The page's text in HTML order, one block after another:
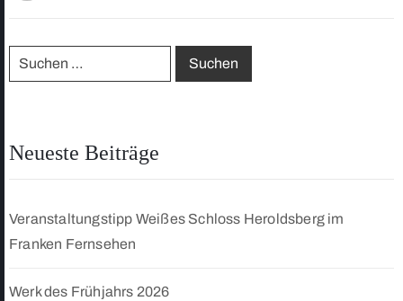
Neueste Beiträge
Veranstaltungstipp Weißes Schloss Heroldsberg im
Franken Fernsehen
Werk des Frühjahrs 2026